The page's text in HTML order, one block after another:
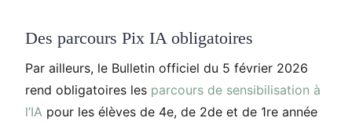
Des parcours Pix IA obligatoires
Par ailleurs, le Bulletin officiel du 5 février 2026
rend obligatoires les parcours de sensibilisation à
l’IA pour les élèves de 4e, de 2de et de 1re année